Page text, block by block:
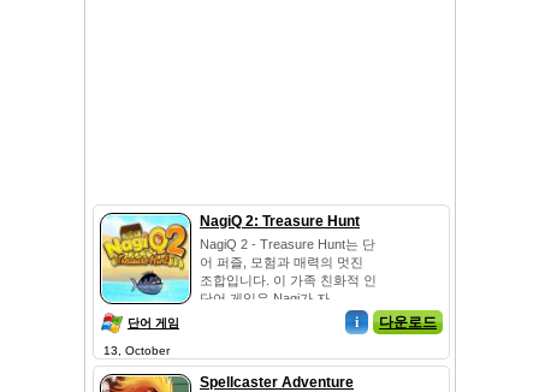
NagiQ 2: Treasure Hunt
NagiQ 2 - Treasure Hunt는 단
어 퍼즐, 모험과 매력의 멋진
조합입니다. 이 가족 친화적 인
단어 게임은 Nagi가 자...
단어 게임 i 다운로드
13, October
Spellcaster Adventure